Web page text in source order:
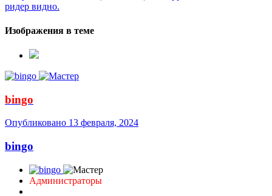
ридер видно.
Изображения в теме
bingo
Опубликовано 13 февраля, 2024
bingo
Администраторы